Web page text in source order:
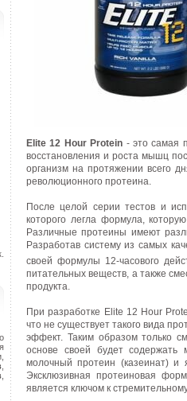
Elite 12 Hour Protein - это самая
восстановления и роста мышц
организм на протяжении всего
революционного протеина.
После целой серии тестов и
которого легла формула,
Различные протеины имеют
Разработав систему из самых
своей формулы 12-часового
питательных веществ, а также
продукта.
При разработке Elite 12 Hour
что не существует такого вида
эффект. Таким образом только
основе своей будет содержать
молочный протеин (казеинат) и
Эксклюзивная протеиновая
является ключом к